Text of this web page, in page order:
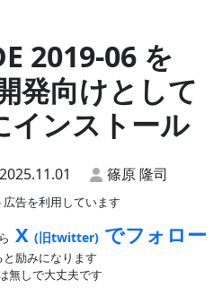
2019-06 を
発向けとして
ンストール
2025.11.01 篠原 隆司
告を利用しています
X (旧twitter) でフォロー
と励みになります
無しで大丈夫です